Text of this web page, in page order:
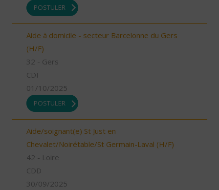
POSTULER
Aide à domicile - secteur Barcelonne du Gers
(H/F)
32 - Gers
CDI
01/10/2025
POSTULER
Aide/soignant(e) St Just en
Chevalet/Noirétable/St Germain-Laval (H/F)
42 - Loire
CDD
30/09/2025